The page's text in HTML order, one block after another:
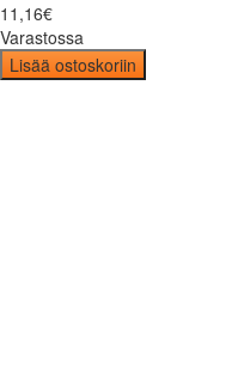
11 ,16€
Varastossa
Lisää ostoskoriin